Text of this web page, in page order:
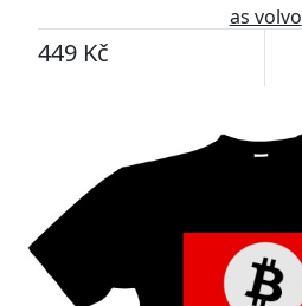
as volvo
449 Kč